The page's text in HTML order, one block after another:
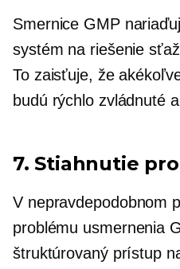
Smernice GMP
systém na riešenie
To zaisťuje, že
budú rýchlo zvládnuté
7. Stiahnutie
V nepravdepodobnom
problému usmernenia
štruktúrovaný prístup